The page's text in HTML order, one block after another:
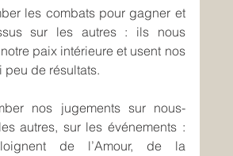
les combats pour gagner et
sur les autres : ils nous
paix intérieure et usent nos
peu de résultats.
nos jugements sur nous-
autres, sur les événements :
de l’Amour, de la